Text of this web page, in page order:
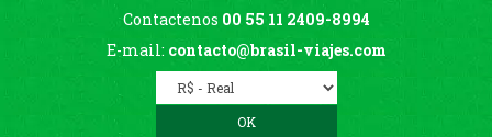
Contactenos 00 55 11 2409-8994
E-mail: contacto@brasil-viajes.com